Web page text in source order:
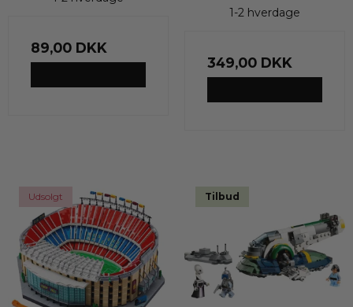
89,00 DKK
1-2 hverdage
349,00 DKK
Udsolgt Tilbud